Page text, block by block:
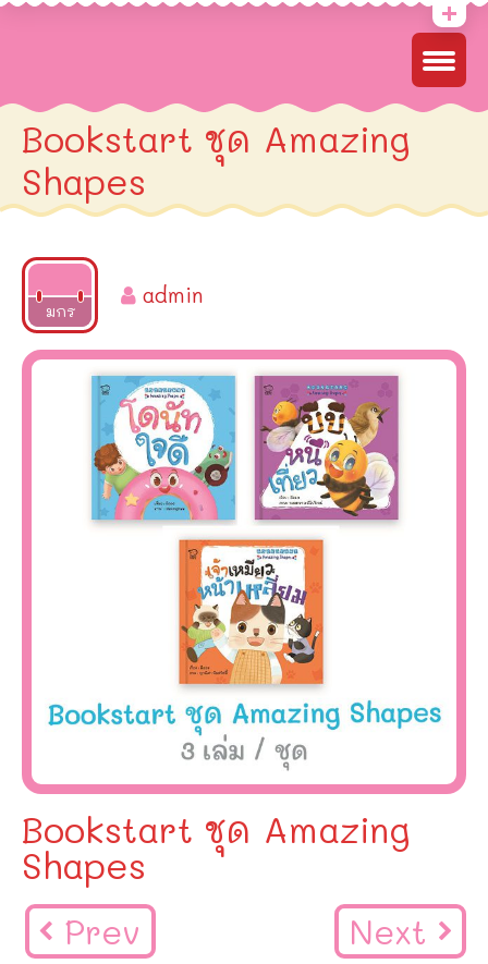
Bookstart ชุด Amazing
Shapes
มกร
2022
admin
Bookstart ชุด Amazing
Shapes
Prev Next